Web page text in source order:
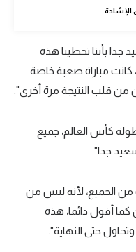
الإشادة
بأننا تخطينا هذه
كانت مباراة صعبة خاصة
كأس العالم، جميع
سعيد جدا".
من الجميع، لأنه ليس من
بعد تأخر 2-0 ولكن كما أقول دائما، هذه
حتى النهاية".